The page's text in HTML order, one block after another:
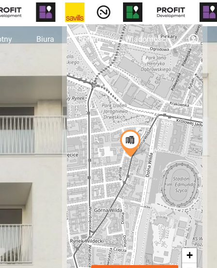
Biura Forum Wiadomości
+